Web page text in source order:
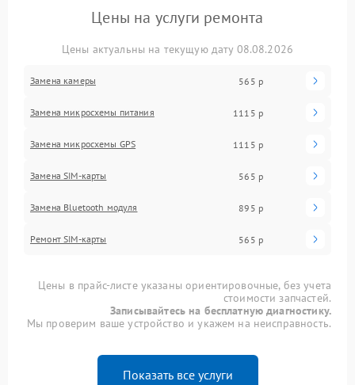
Цены на услуги ремонта
Цены актуальны на текущую дату 08.08.2026
Замена камеры 565 р
Замена микросхемы питания 1115 р
Замена микросхемы GPS 1115 р
Замена SIM-карты 565 р
Замена Bluetooth модуля 895 р
Ремонт SIM-карты 565 р
Цены в прайс-листе указаны ориентировочные, без учета
стоимости запчастей.
Записывайтесь на бесплатную диагностику.
Мы проверим ваше устройство и укажем на неисправность.
Показать все услуги